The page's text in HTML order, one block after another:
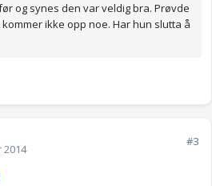
og synes den var veldig bra. Prøvde
ikke opp noe. Har hun slutta å
2014
#3